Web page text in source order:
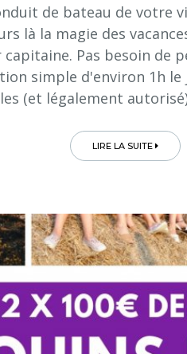
de bateau de votre
là la magie des
Pas besoin de
simple d'environ 1h
(et légalement
LIRE LA SUITE